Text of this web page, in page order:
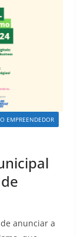
EMPREENDEDOR
anunciar a